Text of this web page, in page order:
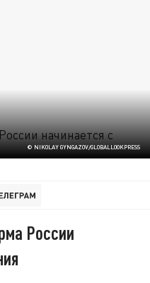
© NIKOLAY GYNGAZOV/GLOBALLOOKPRESS
России